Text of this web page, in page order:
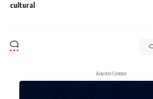
cultural
Anuncie Conosco